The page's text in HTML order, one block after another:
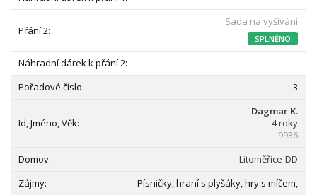
Sada na vyšívání
SPLNĚNO
3
Dagmar K.
4 roky
9936
Litoměřice-DD
Písničky, hraní s plyšáky, hry s míčem,